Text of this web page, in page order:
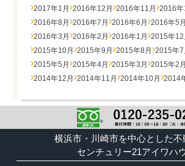
2017年1月 2016年12月 2016年11月 2016
2016年8月 2016年7月 2016年6月 2016年5
2016年3月 2016年2月 2016年1月 2015年
2015年10月 2015年9月 2015年8月 2015年
2015年5月 2015年4月 2015年3月 2015年2
2014年12月 2014年11月 2014年10月 2014
横浜市・川崎市を中心とした不
センチュリー21アイワハ